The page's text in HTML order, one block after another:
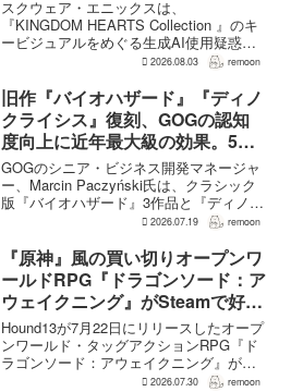
ミス」
スクウェア・エニックスは、
『KINGDOM HEARTS Collection 』のキ
ービジュアルをめぐる生成AI使用疑惑に
ついて、問題となったアセットは開発チ
不自然な箇所は「人為的ミス」によるも
のだと...
2026.08.03 remoon
旧作『バイオハザード』『ディノ
クライシス』復刻、GOGの認知
度向上に近年最大級の効果。5作
品は90％超の肯定的評価
GOGのシニア・ビジネス開発マネージャ
ー、Marcin Paczyński氏は、クラシック
版『バイオハザード』3作品と『ディノク
ライシス』2作品の復刻が、近年のGOG
上に認知度向上へ貢献したと語った。現
在...
2026.07.19 remoon
『原神』風の買い切りオープンワ
ールドRPG『ドラゴンソード：ア
ウェイクニング』がSteamで好発
進。価格3,480円、レビュー5,000
件超で約90％好評
Hound13が7月22日にリリースしたオープ
ンワールド・タッグアクションRPG『ド
ラゴンソード：アウェイクニング』が、
Steamで好調なスタートを切った。7月30
2026.07.30 remoon